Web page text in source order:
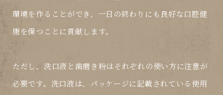
環境を作ることができ、一日の終わりにも良好な口腔健
康を保つことに貢献します。
ただし、洗口液と歯磨き粉はそれぞれの使い方に注意が
必要です。洗口液は、パッケージに記載されている使用